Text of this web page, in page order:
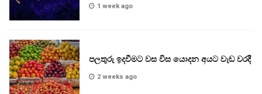
1 week ago
පලතුරු ඉදවීමට වස විස යොදන අයට වැඩ වරදී
2 weeks ago